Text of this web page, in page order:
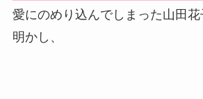
愛にのめり込んでしまった山田
明かし、